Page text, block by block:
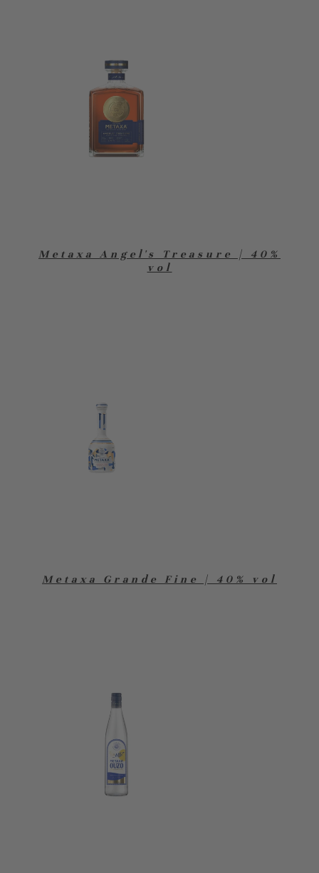
Metaxa Angel's Treasure | 40%
vol
Metaxa Grande Fine | 40% vol